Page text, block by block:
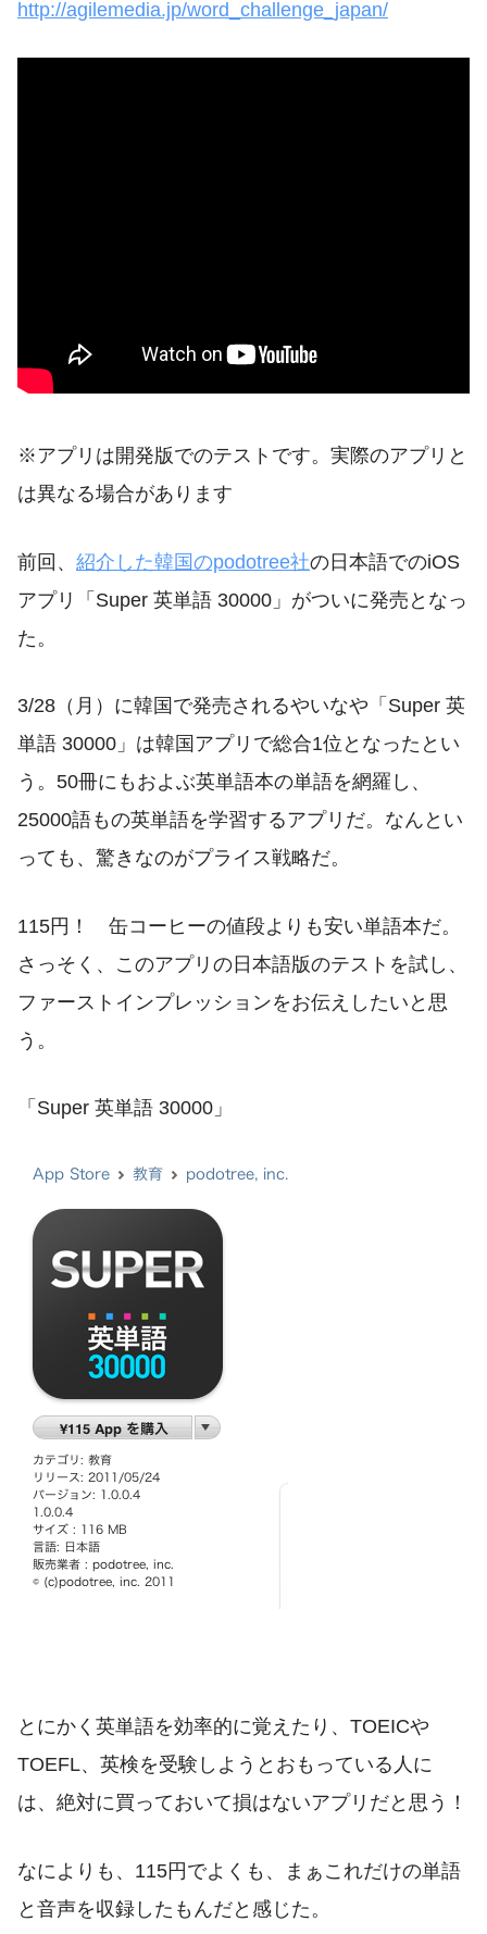
http://agilemedia.jp/word_challenge_japan/
※アプリは開発版でのテストです。実際のアプリと
は異なる場合があります
前回、 紹介した韓国のpodotree社の日本語でのiOS
アプリ「Super 英単語 30000」がついに発売となっ
た。
3/28（月）に韓国で発売されるやいなや「Super 英
単語 30000」は韓国アプリで総合1位となったとい
う。50冊にもおよぶ英単語本の単語を網羅し、
25000語もの英単語を学習するアプリだ。なんとい
っても、驚きなのがプライス戦略だ。
115円！ 缶コーヒーの値段よりも安い単語本だ。
さっそく、このアプリの日本語版のテストを試し、
ファーストインプレッションをお伝えしたいと思
う。
「Super 英単語 30000」
とにかく英単語を効率的に覚えたり、TOEICや
TOEFL、英検を受験しようとおもっている人に
は、絶対に買っておいて損はないアプリだと思う！
なによりも、115円でよくも、まぁこれだけの単語
と音声を収録したもんだと感じた。